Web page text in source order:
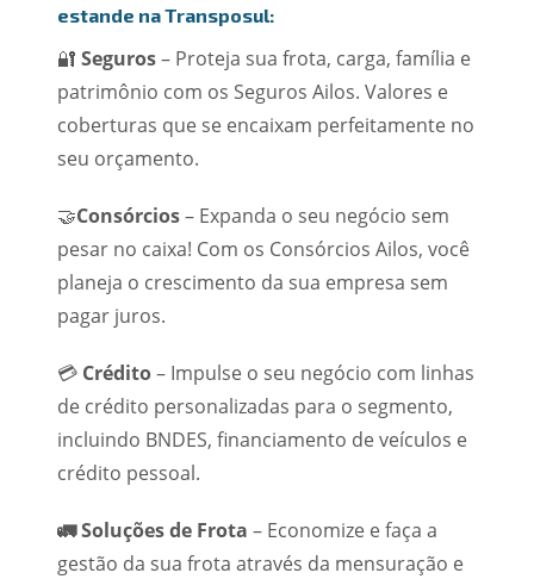
estande na Transposul:
🔐 Seguros– Proteja sua frota, carga, família e
patrimônio com os Seguros Ailos. Valores e
coberturas que se encaixam perfeitamente no
seu orçamento.
🤝Consórcios– Expanda o seu negócio sem
pesar no caixa! Com os Consórcios Ailos, você
planeja o crescimento da sua empresa sem
pagar juros.
💳 Crédito– Impulse o seu negócio com linhas
de crédito personalizadas para o segmento,
incluindo BNDES, financiamento de veículos e
crédito pessoal.
🚛Soluções de Frota – Economize e faça a
gestão da sua frota através da mensuração e